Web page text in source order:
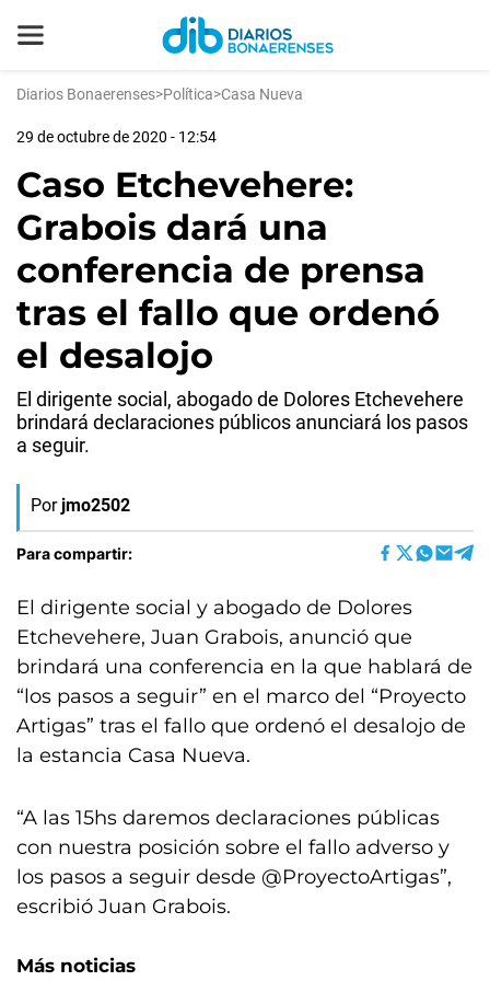
Diarios Bonaerenses>Política>Casa Nueva
29 de octubre de 2020 - 12:54
Caso Etchevehere:
Grabois dará una
conferencia de prensa
tras el fallo que ordenó
el desalojo
El dirigente social, abogado de Dolores Etchevehere
brindará declaraciones públicos anunciará los pasos
a seguir.
Por jmo2502
Para compartir:
El dirigente social y abogado de Dolores
Etchevehere, Juan Grabois, anunció que
brindará una conferencia en la que hablará de
“los pasos a seguir” en el marco del “Proyecto
Artigas” tras el fallo que ordenó el desalojo de
la estancia Casa Nueva.
“A las 15hs daremos declaraciones públicas
con nuestra posición sobre el fallo adverso y
los pasos a seguir desde @ProyectoArtigas”,
escribió Juan Grabois.
Más noticias